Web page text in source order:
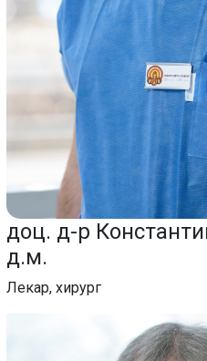
доц. д-р
д.м.
Лекар, хирург